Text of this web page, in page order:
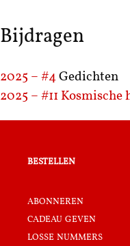
Bijdragen
2025 – #4 Gedichten
2025 – #11 Kosmische
bestellen
abonneren
cadeau geven
losse nummers